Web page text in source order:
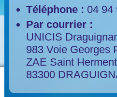
Téléphone : 04 94
Par courrier :
UNICIS
983 Voie Georges
ZAE Saint
83300